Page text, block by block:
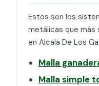
Estos son los
metálicas que más
en Alcala De Los
Malla
Malla simple